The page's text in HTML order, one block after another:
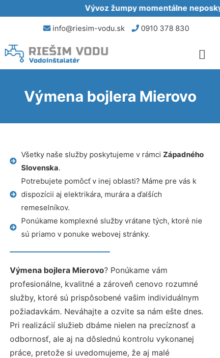
Vývoz žumpy momentálne
info@riesim-vodu.sk 0910 378 830
Výmena bojlera Mierovo
Všetky naše služby poskytujeme v rámci Západného
Slovenska.
Potrebujete pomôcť v inej oblasti? Máme pre vás k
dispozícii aj elektrikára, murára a ďalších
remeselníkov.
Ponúkame komplexné služby vrátane tých, ktoré nie
sú priamo v ponuke webovej stránky.
Výmena bojlera Mierovo? Ponúkame vám
profesionálne, kvalitné a zároveň cenovo rozumné
služby, ktoré sú prispôsobené vašim individuálnym
požiadavkám. Neváhajte a ozvite sa nám ešte dnes.
Pri realizácií služieb dbáme nielen na precíznosť a
odbornosť, ale aj na dôslednú kontrolu vykonanej
práce, pretože si uvedomujeme, že aj malé